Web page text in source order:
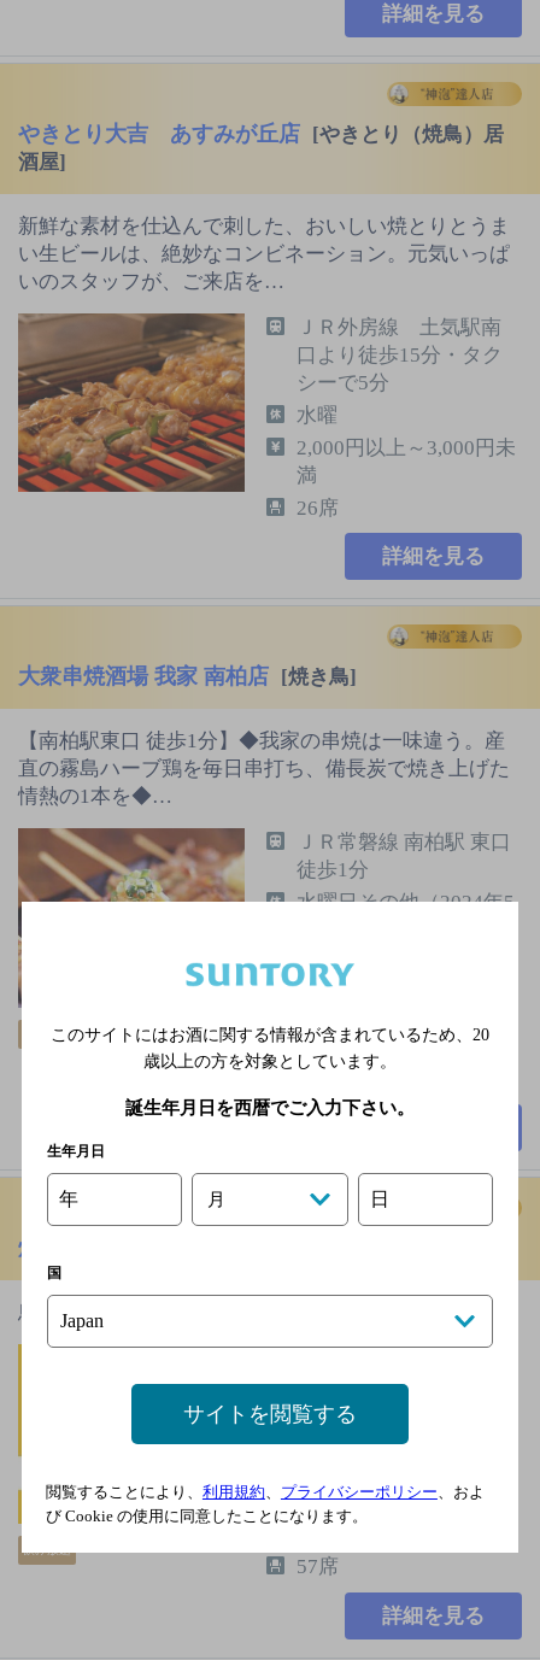
詳細を見る
やきとり大吉 あすみが丘店 [やきとり（焼鳥）居
酒屋]
新鮮な素材を仕込んで刺した、おいしい焼とりとうま
い生ビールは、絶妙なコンビネーション。元気いっぱ
いのスタッフが、ご来店を…
ＪＲ外房線 土気駅南
口より徒歩15分・タク
シーで5分
水曜
2,000円以上～3,000円未
満
26席
詳細を見る
大衆串焼酒場 我家 南柏店 [焼き鳥]
【南柏駅東口 徒歩1分】◆我家の串焼は一味違う。産
直の霧島ハーブ鶏を毎日串打ち、備長炭で焼き上げた
情熱の1本を◆…
飲み放題
ＪＲ常磐線 南柏駅 東口
徒歩1分
水曜日その他（2024年5
※5月1日は休まず営業
いたします
満
焼鳥屋 鳥貴族 流山おおたかの森北口店
鳥貴族 390円（税込）均一の焼鳥屋
バンパークライン） 流
山おおたかの森駅 北口
徒歩1分
2,000円以上～3,000円未
57席
詳細を見る
このサイトにはお酒に関する情報が含まれているため、 20
歳以上の方を対象としています。
誕生年月日を西暦でご入力下さい。
生年月日
年 月 日
国
サイトを閲覧する
閲覧することにより、 利用規約 プライバシーポリシー 、およ
び Cookie の使用に同意したことになります。